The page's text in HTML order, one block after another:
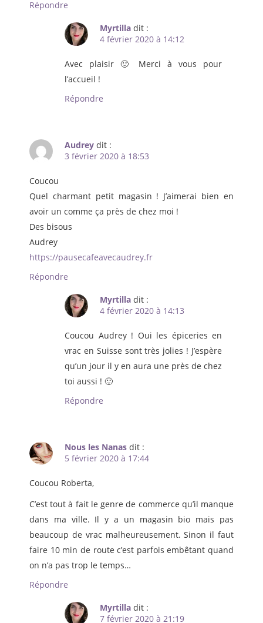
Répondre
Myrtilla dit :
4 février 2020 à 14:12
Avec plaisir 🙂 Merci à vous pour
l’accueil !
Répondre
Audrey dit :
3 février 2020 à 18:53
Coucou
Quel charmant petit magasin ! J’aimerai bien en
avoir un comme ça près de chez moi !
Des bisous
Audrey
https://pausecafeavecaudrey.fr
Répondre
Myrtilla dit :
4 février 2020 à 14:13
Coucou Audrey ! Oui les épiceries en
vrac en Suisse sont très jolies ! J’espère
qu’un jour il y en aura une près de chez
toi aussi ! 🙂
Répondre
Nous les Nanas dit :
5 février 2020 à 17:44
Coucou Roberta,
C’est tout à fait le genre de commerce qu’il manque
dans ma ville. Il y a un magasin bio mais pas
beaucoup de vrac malheureusement. Sinon il faut
faire 10 min de route c’est parfois embêtant quand
on n’a pas trop le temps…
Répondre
Myrtilla dit :
7 février 2020 à 21:19